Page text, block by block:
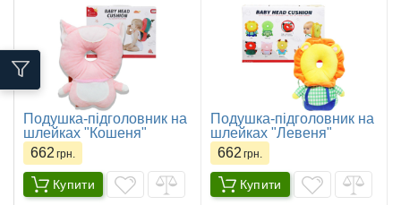
Подушка-підголовник на
шлейках "Кошеня"
662 грн.
Купити
Подушка-підголовник на
шлейках "Левеня"
662 грн.
Купити